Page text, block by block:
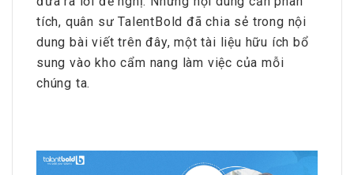
tích, quân sư TalentBold đã chia sẻ trong nội
dung bài viết trên đây, một tài liệu hữu ích bổ
sung vào kho cẩm nang làm việc của mỗi
chúng ta.